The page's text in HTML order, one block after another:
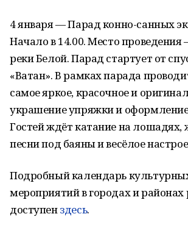
4 января — Парад конно-санных
Начало в 14.00. Место
реки Белой. Парад стартует от
«Ватан». В рамках парада
самое яркое, красочное и
украшение упряжки и
Гостей ждёт катание на лошадях,
песни под баяны и весёлое
Подробный календарь
мероприятий в городах и районах
доступенздесь.